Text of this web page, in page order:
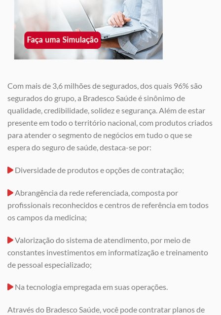
Com mais de 3,6 milhões de segurados, dos quais 96% são
segurados do grupo, a Bradesco Saúde é sinônimo de
qualidade, credibilidade, solidez e segurança. Além de estar
presente em todo o território nacional, com produtos criados
para atender o segmento de negócios em tudo o que se
espera do seguro de saúde, destaca-se por:
Diversidade de produtos e opções de contratação;
Abrangência da rede referenciada, composta por
profissionais reconhecidos e centros de referência em todos
os campos da medicina;
Valorização do sistema de atendimento, por meio de
constantes investimentos em informatização e treinamento
de pessoal especializado;
Na tecnologia empregada em suas operações.
Através do Bradesco Saúde, você pode contratar planos de